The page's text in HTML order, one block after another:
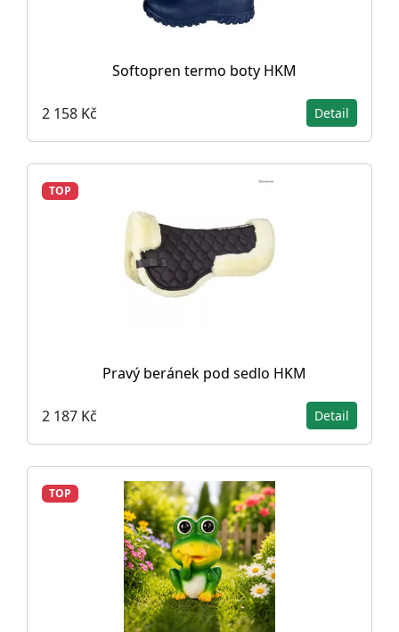
Softopren termo boty HKM
2 158 Kč Detail
TOP
Pravý beránek pod sedlo HKM
2 187 Kč Detail
TOP